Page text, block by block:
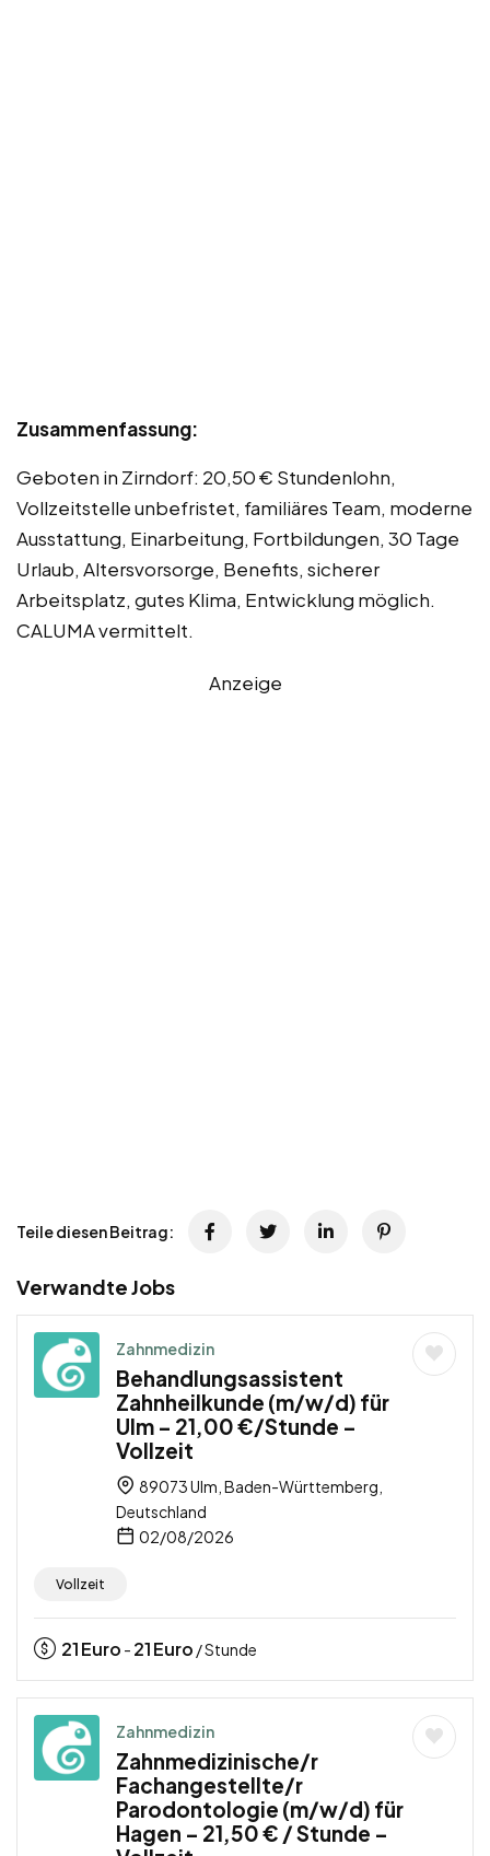
Zusammenfassung:
Geboten in Zirndorf: 20,50 € Stundenlohn,
Vollzeitstelle unbefristet, familiäres Team, moderne
Ausstattung, Einarbeitung, Fortbildungen, 30 Tage
Urlaub, Altersvorsorge, Benefits, sicherer
Arbeitsplatz, gutes Klima, Entwicklung möglich.
CALUMA vermittelt.
Anzeige
Teile diesen Beitrag:
Verwandte Jobs
Zahnmedizin
Behandlungsassistent
Zahnheilkunde (m/w/d) für
Ulm – 21,00 €/Stunde –
Vollzeit
89073 Ulm, Baden-Württemberg,
Deutschland
02/08/2026
Vollzeit
21Euro - 21Euro / Stunde
Zahnmedizin
Zahnmedizinische/r
Fachangestellte/r
Parodontologie (m/w/d) für
Hagen – 21,50 € / Stunde –